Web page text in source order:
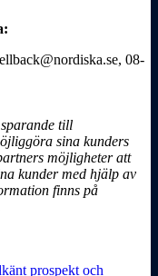
08-
till
sina kunders
möjligheter att
kunder med hjälp av
finns på
prospekt och